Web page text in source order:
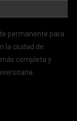
permanente para
la ciudad de
completa y